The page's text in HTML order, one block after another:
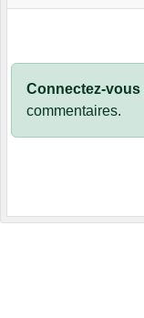
Connectez-vous
commentaires.